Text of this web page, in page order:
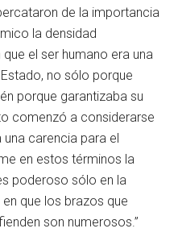
de la importancia
la densidad
el ser humano era una
no sólo porque
porque garantizaba su
comenzó a considerarse
carencia para el
en estos términos la
poderoso sólo en la
que los brazos que
son numerosos.”